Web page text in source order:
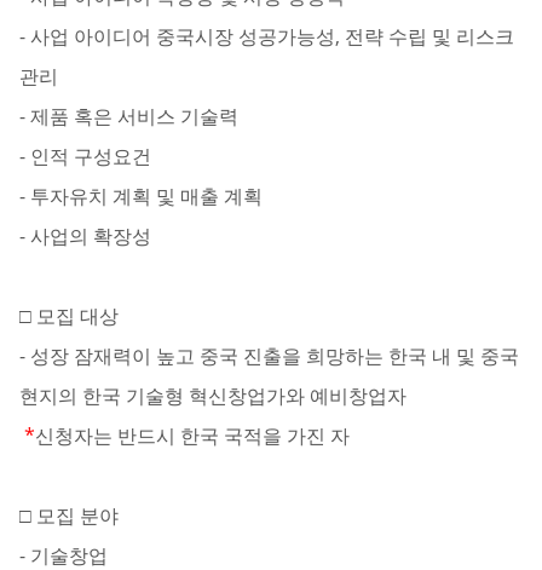
- 사업 아이디어 중국시장 성공가능성, 전략 수립 및 리스크
관리
- 제품 혹은 서비스 기술력
- 인적 구성요건
- 투자유치 계획 및 매출 계획
- 사업의 확장성
□ 모집 대상
- 성장 잠재력이 높고 중국 진출을 희망하는 한국 내 및 중국
현지의 한국 기술형 혁신창업가와 예비창업자
*신청자는 반드시 한국 국적을 가진 자
□ 모집 분야
- 기술창업